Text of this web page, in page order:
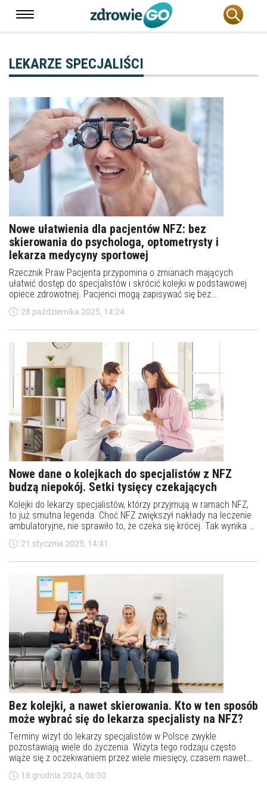
LEKARZE SPECJALIŚCI
Nowe ułatwienia dla pacjentów NFZ: bez
skierowania do psychologa, optometrysty i
lekarza medycyny sportowej
Rzecznik Praw Pacjenta przypomina o zmianach mających
ułatwić dostęp do specjalistów i skrócić kolejki w podstawowej
opiece zdrowotnej. Pacjenci mogą zapisywać się bez
skierowania do psychologa, optometrysty i lekarza medycyny
sportowej.
28 października 2025, 14:24
Nowe dane o kolejkach do specjalistów z NFZ
budzą niepokój. Setki tysięcy czekających
Kolejki do lekarzy specjalistów, którzy przyjmują w ramach NFZ,
to już smutna legenda. Choć NFZ zwiększył nakłady na leczenie
ambulatoryjne, nie sprawiło to, że czeka się krócej. Tak wynika ze
sprawozdania Narodowego Funduszu Zdrowia za III kwartał 2024
roku. Do najbardziej obleganych specjalistów kolejki wydłużyły
21 stycznia 2025, 14:41
Bez kolejki, a nawet skierowania. Kto w ten sposób
może wybrać się do lekarza specjalisty na NFZ?
Terminy wizyt do lekarzy specjalistów w Polsce zwykle
pozostawiają wiele do życzenia. Wizyta tego rodzaju często
wiąże się z oczekiwaniem przez wiele miesięcy, czasem nawet
możliwa jest dopiero np. po 2 latach. Tymczasem jest spora
grupa osób, którym przysługuje wizyta u lekarza specjalisty bez
18 grudnia 2024, 06:30